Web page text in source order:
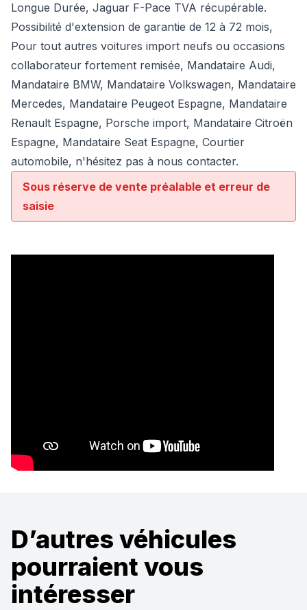
Longue Durée, Jaguar F-Pace TVA récupérable.
Possibilité d'extension de garantie de 12 à 72 mois,
Pour tout autres voitures import neufs ou occasions
collaborateur fortement remisée, Mandataire Audi,
Mandataire BMW, Mandataire Volkswagen, Mandataire
Mercedes, Mandataire Peugeot Espagne, Mandataire
Renault Espagne, Porsche import, Mandataire Citroën
Espagne, Mandataire Seat Espagne, Courtier
automobile, n'hésitez pas à nous contacter.
Sous réserve de vente préalable et erreur de
saisie
D’autres véhicules
pourraient vous
intéresser